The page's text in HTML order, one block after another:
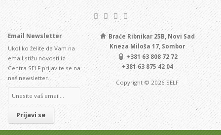
Email Newsletter
Ukoliko želite da Vam na
email stižu novosti iz
Centra SELF prijavite se na
naš newsletter.
Braće Ribnikar 25B, Novi Sad
Kneza Miloša 17, Sombor
+381 63 808 72 72
+381 63 875 42 04
Copyright © 2026 SELF